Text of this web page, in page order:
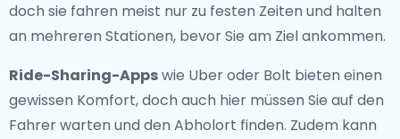
doch sie fahren meist nur zu festen Zeiten und halten
an mehreren Stationen, bevor Sie am Ziel ankommen.
Ride-Sharing-Appswie Uber oder Bolt bieten einen
gewissen Komfort, doch auch hier müssen Sie auf den
Fahrer warten und den Abholort finden. Zudem kann